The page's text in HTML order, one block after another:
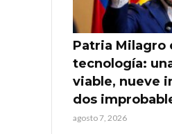
Patria Milagro
tecnología:
viable, nueve
dos
agosto 7, 2026